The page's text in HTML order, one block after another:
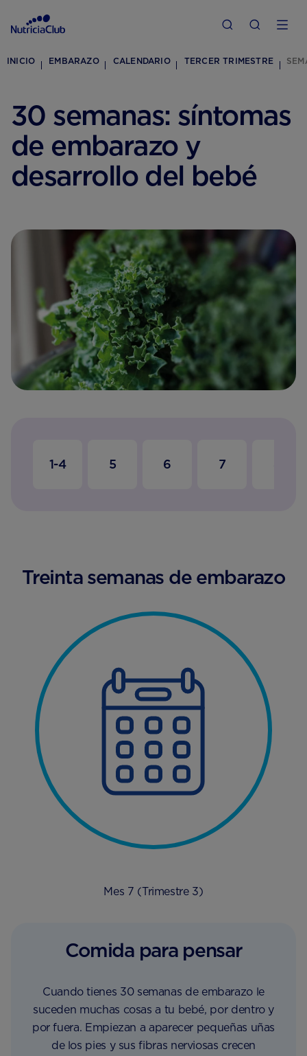
INICIO EMBARAZO CALENDARIO TERCER TRIMESTRE
30 semanas: síntomas
de embarazo y
desarrollo del bebé
1-4 5 6 7
Treinta semanas de embarazo
Mes 7 (Trimestre 3)
Comida para pensar
Cuando tienes 30 semanas de embarazo le
suceden muchas cosas a tu bebé, por dentro y
por fuera. Empiezan a aparecer pequeñas uñas
de los pies y sus fibras nerviosas crecen